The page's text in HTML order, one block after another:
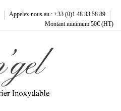
Appelez-nous au : +33 (0)1 48 33 58 89
Montant minimum 50€ (HT)